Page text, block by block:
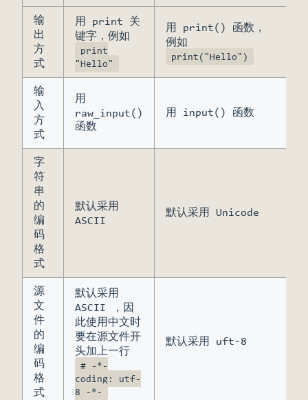
输
出
方
式
用 print 关
键字，例如
print
"Hello"
用 print() 函数，
例如
print("Hello")
输
入
方
式
用
raw_input()
函数
用 input() 函数
字
符
串
的
编
码
格
式
默认采用
ASCII
默认采用 Unicode
源
文
件
的
编
码
格
式
默认采用
ASCII ，因
此使用中文时
要在源文件开
头加上一行
# -*-
coding: utf-
8 -*-
默认采用 uft-8